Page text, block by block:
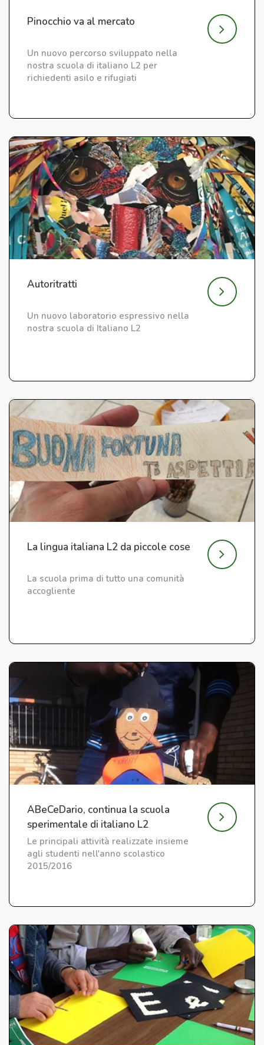
Pinocchio va al mercato
Un nuovo percorso sviluppato nella
nostra scuola di italiano L2 per
richiedenti asilo e rifugiati
Autoritratti
Un nuovo laboratorio espressivo nella
nostra scuola di Italiano L2
La lingua italiana L2 da piccole cose
La scuola prima di tutto una comunità
accogliente
ABeCeDario, continua la scuola
sperimentale di italiano L2
Le principali attività realizzate insieme
agli studenti nell'anno scolastico
2015/2016